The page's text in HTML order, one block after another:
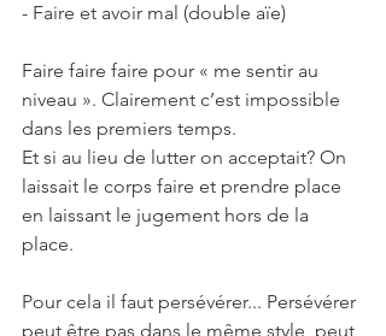
- Faire et avoir mal (double aïe)
Faire faire faire pour « me sentir au
niveau ». Clairement c’est impossible
dans les premiers temps.
Et si au lieu de lutter on acceptait? On
laissait le corps faire et prendre place
en laissant le jugement hors de la
place.
Pour cela il faut persévérer... Persévérer
peut être pas dans le même style, peut